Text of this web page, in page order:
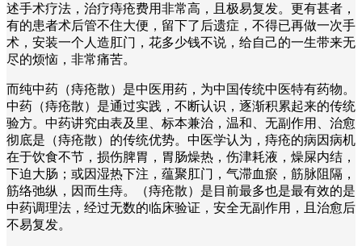
述手术疗法，治疗痔疮费用非常高，且极易复发。更有甚者，
有的患者术后管不住大便，留下了后遗症，不得已再做一次手
术，安装一个人造肛门，花多少钱不说，给自己的一生带来无
尽的烦恼，非常痛苦。
而纯中药（痔疮散）是中医用药，为中国传统中医特有药物。
中药（痔疮散）是通过实践，不断认识，逐渐积累起来的传统
验方。中药讲究由表及里、标本兼治，温和、无副作用、治愈
彻底是（痔疮散）的传统优势。中医学认为，痔疮的病因病机
在于饮食不节，损伤脾胃，胃肠燥热，伤津耗液，燥屎内结，
下迫大肠；或因湿热下注，蕴聚肛门，气滞血瘀，筋脉阻隔，
筋络弛纵，因而生痔。（痔疮散）是目前最多也是最有效的是
中药调理法，经过无数的临床验证，安全无副作用，且治愈后
不易复发。